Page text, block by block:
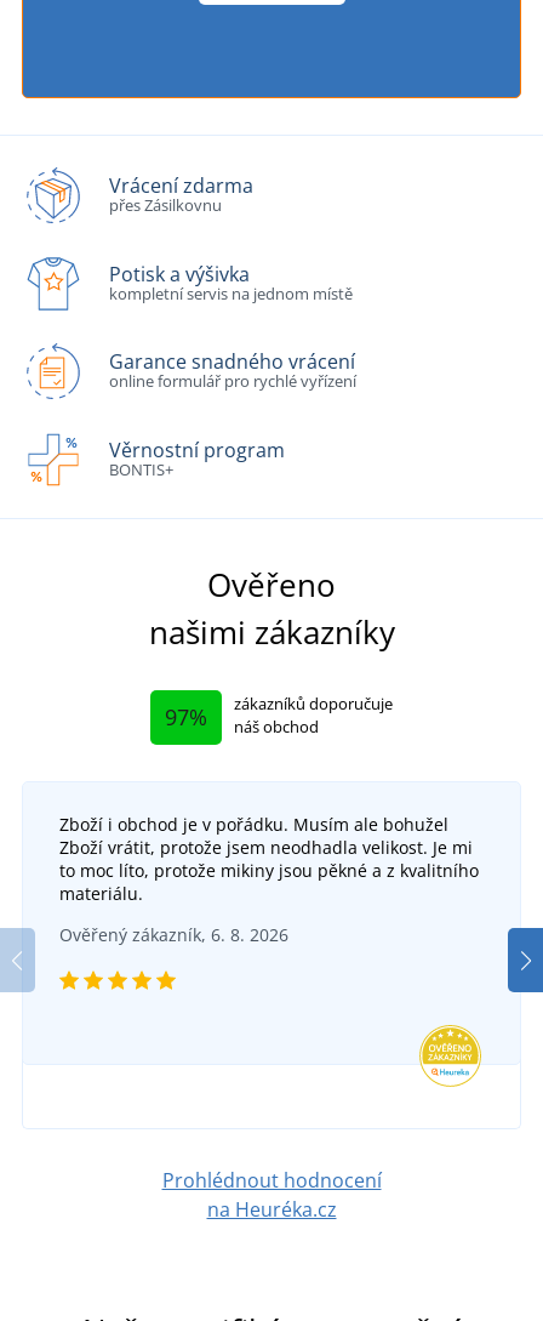
Vrácení zdarma
přes Zásilkovnu
Potisk a výšivka
kompletní servis na jednom místě
Garance snadného vrácení
online formulář pro rychlé vyřízení
Věrnostní program
BONTIS+
Ověřeno
našimi zákazníky
97%
zákazníků doporučuje
náš obchod
Zboží i obchod je v pořádku. Musím ale bohužel
Zboží vrátit, protože jsem neodhadla velikost. Je mi
to moc líto, protože mikiny jsou pěkné a z kvalitního
materiálu.
Ověřený zákazník, 6. 8. 2026
Prohlédnout hodnocení
na Heuréka.cz